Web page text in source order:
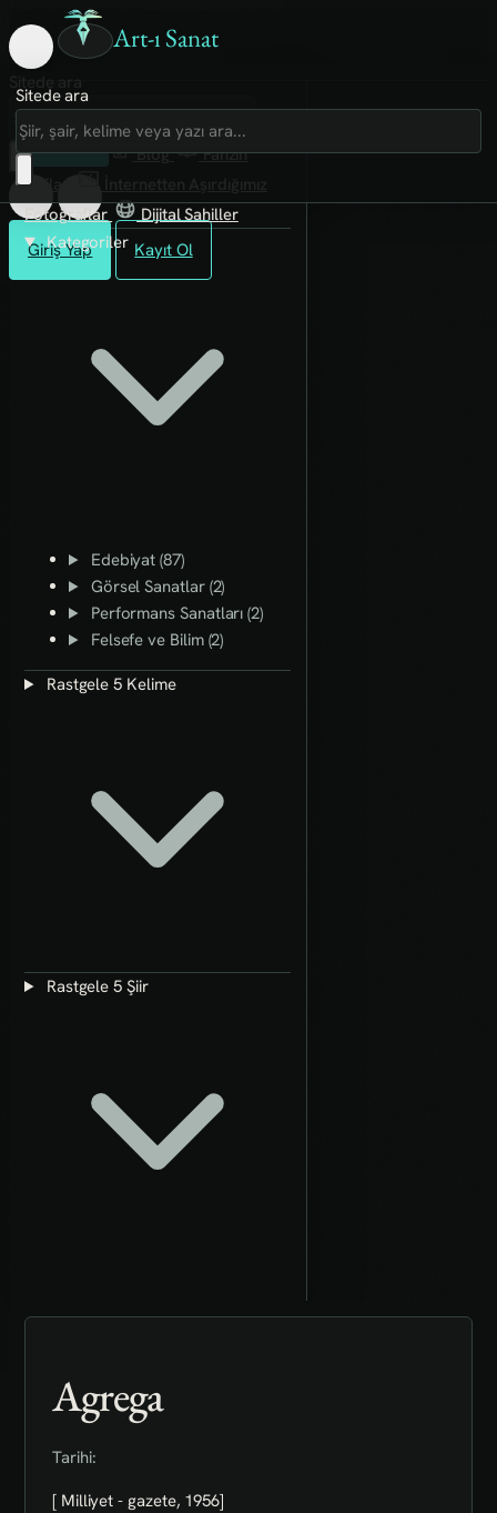
Art-ı Sanat
Giriş Yap Kayıt Ol
Sitede ara
Art-ı Sosyal
İmece
Kütüphane
Blog
Fanzin
Rafları
Fotoğraflar
Dijital Sahiller
Kategoriler
Edebiyat (87)
Görsel Sanatlar (2)
Performans Sanatları (2)
Felsefe ve Bilim (2)
Rastgele 5 Kelime
Rastgele 5 Şiir
Agrega
Tarihi:
[ Milliyet - gazete, 1956]